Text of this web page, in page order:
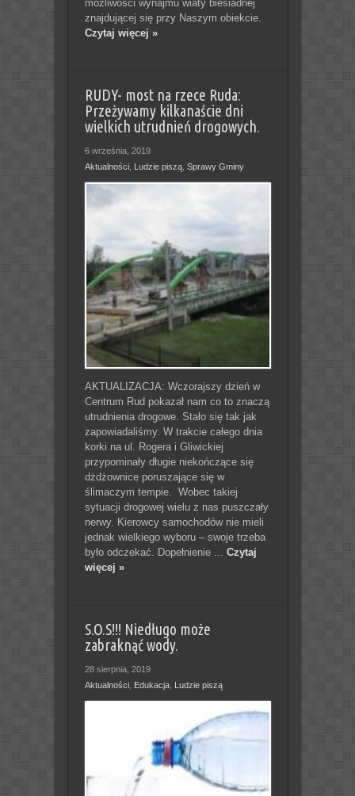
możliwości wynajmu wiaty biesiadnej
znajdującej się przy Naszym obiekcie.
Czytaj więcej »
RUDY- most na rzece Ruda:
Przeżywamy kilkanaście dni
wielkich utrudnień drogowych.
6 września, 2019
Aktualności, Ludzie piszą, Sprawy Gminy
AKTUALIZACJA: Wczorajszy dzień w
Centrum Rud pokazał nam co to znaczą
utrudnienia drogowe. Stało się tak jak
zapowiadaliśmy. W trakcie całego dnia
korki na ul. Rogera i Gliwickiej
przypominały długie niekończące się
dżdżownice poruszające się w
ślimaczym tempie. Wobec takiej
sytuacji drogowej wielu z nas puszczały
nerwy. Kierowcy samochodów nie mieli
jednak wielkiego wyboru – swoje trzeba
było odczekać. Dopełnienie ... Czytaj
więcej »
S.O.S!!! Niedługo może
zabraknąć wody.
28 sierpnia, 2019
Aktualności, Edukacja, Ludzie piszą